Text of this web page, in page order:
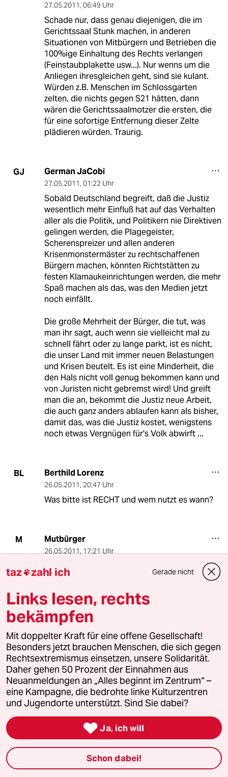
27.05.2011, 06:49 Uhr
Schade nur, dass genau diejenigen, die im
Gerichtssaal Stunk machen, in anderen
Situationen von Mitbürgern und Betrieben die
100%ige Einhaltung des Rechts verlangen
(Feinstaubplakette usw...). Nur wenns um die
Anliegen ihresgleichen geht, sind sie kulant.
Würden z.B. Menschen im Schlossgarten
zelten, die nichts gegen S21 hätten, dann
wären die Gerichtssaalmotzer die ersten, die
für eine sofortige Entfernung dieser Zelte
plädieren würden. Traurig.
GJ German JaCobi
27.05.2011, 01:22 Uhr
Sobald Deutschland begreift, daß die Justiz
wesentlich mehr Einfluß hat auf das Verhalten
aller als die Politik, und Politikern nie Direktiven
gelingen werden, die Plagegeister,
Scherenspreizer und allen anderen
Krisenmonstermäster zu rechtschaffenen
Bürgern machen, könnten Richtstätten zu
festen Klamaukeinrichtungen werden, die mehr
Spaß machen als das, was den Medien jetzt
noch einfällt.
Die große Mehrheit der Bürger, die tut, was
man ihr sagt, auch wenn sie vielleicht mal zu
schnell fährt oder zu lange parkt, ist es nicht,
die unser Land mit immer neuen Belastungen
und Krisen beutelt. Es ist eine Minderheit, die
den Hals nicht voll genug bekommen kann und
von Juristen nicht gebremst wird! Und greift
man die an, bekommt die Justiz neue Arbeit,
die auch ganz anders ablaufen kann als bisher,
damit das, was die Justiz kostet, wenigstens
noch etwas Vergnügen für's Volk abwirft ...
BL Berthild Lorenz
26.05.2011, 20:47 Uhr
Was bitte ist RECHT und wem nutzt es wann?
M Mutbürger
26.05.2011, 17:21 Uhr
Nach diesem hetzerischen, diffamierenden
Pamphlet darf man also getrost allen S21-
auch denen, die am 30.09.2010 Opfer
polizeilicher Gewalt geworden sind, ohne dass
sich irgendein Staatsanwalt dafür bis jetzt in
vergleichbarer Weise interessiert hätte -
nachdrücklich enmpfehlen, auch von jeder
finanziellen Unterstützung für die taz
abzusehen.
A Wemmer, Stuttgart
26.05.2011,16:51 Uhr
Ich habe den Prozess am Dienstag im
Stuttgarter Amtsgericht als (fast stummer)
taz zahl ich Gerade nicht
Links lesen, rechts
bekämpfen
Mit doppelter Kraft für eine offene Gesellschaft!
Besonders jetzt brauchen Menschen, die sich gegen
Rechtsextremismus einsetzen, unsere Solidarität.
Daher gehen 50 Prozent der Einnahmen aus
Neuanmeldungen an „Alles beginnt im Zentrum“ –
eine Kampagne, die bedrohte linke Kulturzentren
und Jugendorte unterstützt. Sind Sie dabei?
 Ja, ich will
Schon dabei!